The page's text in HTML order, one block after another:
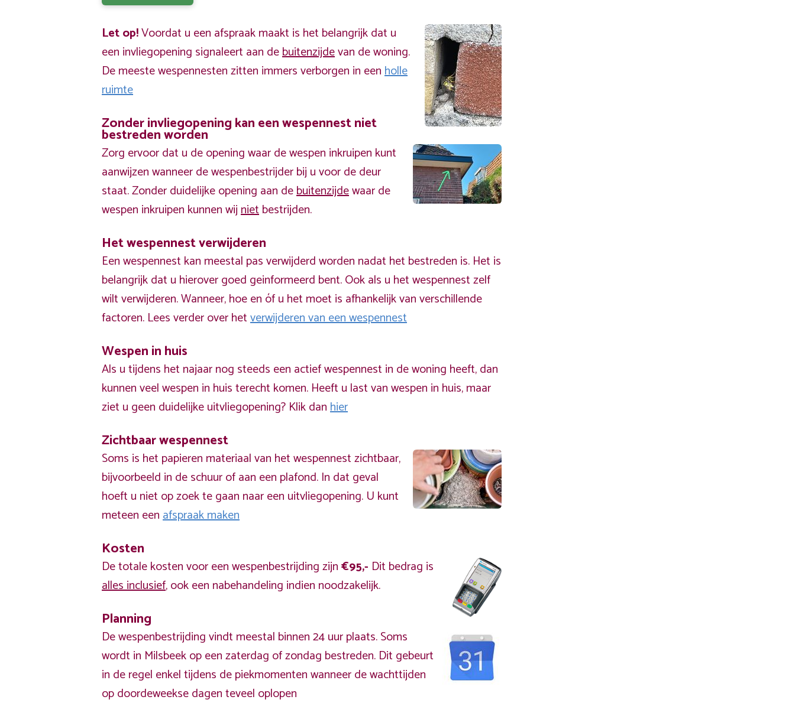
Let op!Voordat u een afspraak maakt is het belangrijk dat u
een invliegopening signaleert aan debuitenzijdevan de woning.
De meeste wespennesten zitten immers verborgen in eenholle
ruimte
Zonder invliegopening kan een wespennest niet
bestreden worden
Zorg ervoor dat u de opening waar de wespen inkruipen kunt
aanwijzen wanneer de wespenbestrijder bij u voor de deur
staat. Zonder duidelijke opening aan debuitenzijdewaar de
wespen inkruipen kunnen wijnietbestrijden.
Het wespennest verwijderen
Een wespennest kan meestal pas verwijderd worden nadat het bestreden is. Het is
belangrijk dat u hierover goed geinformeerd bent. Ook als u het wespennest zelf
wilt verwijderen. Wanneer, hoe en óf u het moet is afhankelijk van verschillende
factoren. Lees verder over hetverwijderen van een wespennest
Wespen in huis
Als u tijdens het najaar nog steeds een actief wespennest in de woning heeft, dan
kunnen veel wespen in huis terecht komen. Heeft u last van wespen in huis, maar
ziet u geen duidelijke uitvliegopening? Klik danhier
Zichtbaar wespennest
Soms is het papieren materiaal van het wespennest zichtbaar,
bijvoorbeeld in de schuur of aan een plafond. In dat geval
hoeft u niet op zoek te gaan naar een uitvliegopening. U kunt
meteen eenafspraak maken
Kosten
De totale kosten voor een wespenbestrijding zijn€95,- Dit bedrag is
alles inclusief, ook een nabehandeling indien noodzakelijk.
Planning
De wespenbestrijding vindt meestal binnen 24 uur plaats. Soms
wordt in Milsbeek op een zaterdag of zondag bestreden. Dit gebeurt
in de regel enkel tijdens de piekmomenten wanneer de wachttijden
op doordeweekse dagen teveel oplopen